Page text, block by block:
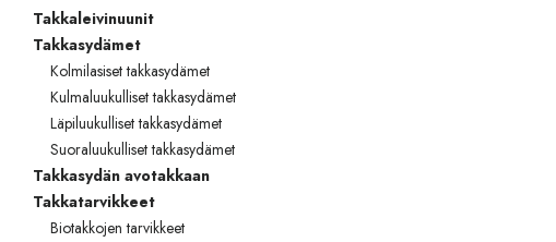
Takkaleivinuunit
Takkasydämet
Kolmilasiset takkasydämet
Kulmaluukulliset takkasydämet
Läpiluukulliset takkasydämet
Suoraluukulliset takkasydämet
Takkasydän avotakkaan
Takkatarvikkeet
Biotakkojen tarvikkeet